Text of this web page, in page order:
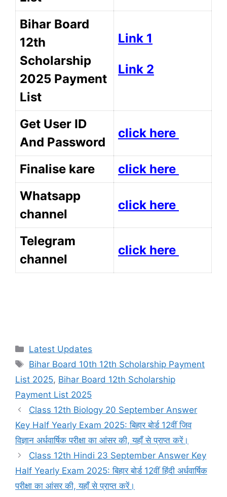
Bihar Board
12th
Scholarship
2025 Payment
List
Link 1
Link 2
Get User ID
And Password
click here
Finalise kare
click here
Whatsapp
channel
click here
Telegram
channel
click here
Categories
Latest Updates
Tags
Bihar Board 10th 12th Scholarship Payment
List 2025, Bihar Board 12th Scholarship
Payment List 2025
Class 12th Biology 20 September Answer
Key Half Yearly Exam 2025: बिहार बोर्ड 12वीं जिव
विज्ञान अर्धवार्षिक परीक्षा का आंसर की, यहाँ से प्राप्त करें।
Class 12th Hindi 23 September Answer Key
Half Yearly Exam 2025: बिहार बोर्ड 12वीं हिंदी अर्धवार्षिक
परीक्षा का आंसर की, यहाँ से प्राप्त करें।